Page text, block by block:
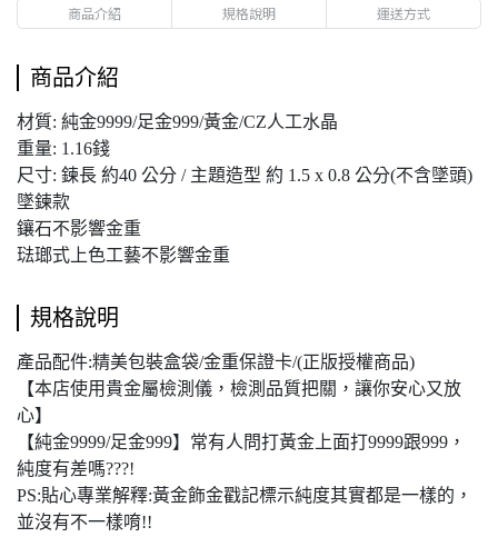
商品介紹 規格說明 運送方式
商品介紹
材質: 純金9999/足金999/黃金/CZ人工水晶
重量: 1.16錢
尺寸: 鍊長 約40 公分 / 主題造型 約 1.5 x 0.8 公分(不含墜頭)
墜鍊款
鑲石不影響金重
琺瑯式上色工藝不影響金重
規格說明
產品配件:精美包裝盒袋/金重保證卡/(正版授權商品)
【本店使用貴金屬檢測儀，檢測品質把關，讓你安心又放
心】
【純金9999/足金999】常有人問打黃金上面打9999跟999，
純度有差嗎???!
PS:貼心專業解釋:黃金飾金戳記標示純度其實都是一樣的，
並沒有不一樣唷!!